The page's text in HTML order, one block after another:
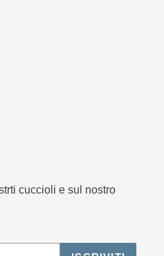
cuccioli e sul nostro